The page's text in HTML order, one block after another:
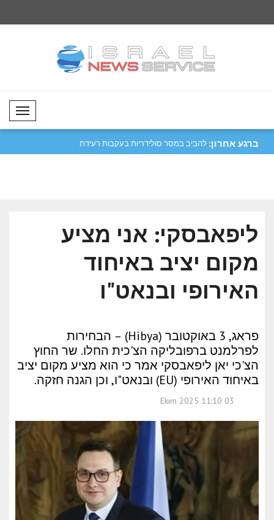
Mobil Menü
ברגע אחרון: להביב במסר סולידריות בעקבות רעידת עם קולומביה
ליפאבסקי: אני מציע
מקום יציב באיחוד
האירופי ובנאט"ו
פראג, 3 באוקטובר (Hibya) – הבחירות
לפרלמנט ברפובליקה הצ'כית החלו. שר החוץ
הצ'כי יאן ליפאבסקי אמר כי הוא מציע מקום יציב
באיחוד האירופי (EU) ובנאט"ו, וכן הגנה חזקה.
03 Ekim 2025 11:10